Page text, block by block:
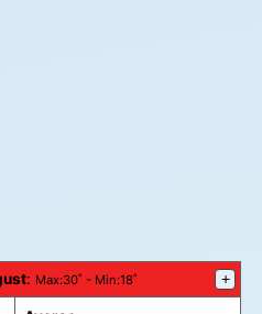
: Max:30˚ - Min:18˚ +